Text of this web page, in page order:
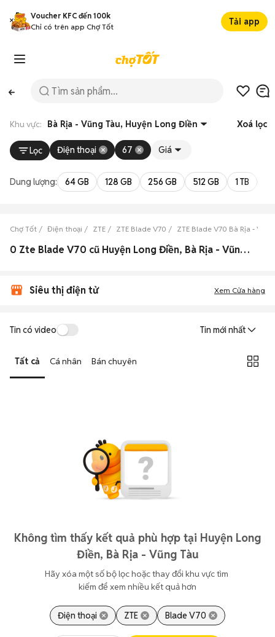
Voucher KFC đến 100k
Chỉ có trên app Chợ Tốt
Tải app
Khu vực: Bà Rịa - Vũng Tàu, Huyện Long Điền Xoá lọc
Lọc Điện thoại 67 Giá
Dung lượng: 64 GB 128 GB 256 GB 512 GB 1 TB
Chợ Tốt Điện thoại ZTE ZTE Blade V70 ZTE Blade V70 Bà Rịa -
0 Zte Blade V70 cũ Huyện Long Điền, Bà Rịa - Vũng Tàu đẹp
Siêu thị điện tử Xem Cửa hàng
Tin có video Tin mới nhất
Tất cả Cá nhân Bán chuyên
Không tìm thấy kết quả phù hợp tại Huyện Long
Điền, Bà Rịa - Vũng Tàu
Hãy xóa một số bộ lọc hoặc thay đổi khu vực tìm
kiếm để xem nhiều kết quả hơn
Điện thoại ZTE Blade V70